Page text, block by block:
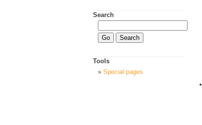
Search
Tools
Special pages